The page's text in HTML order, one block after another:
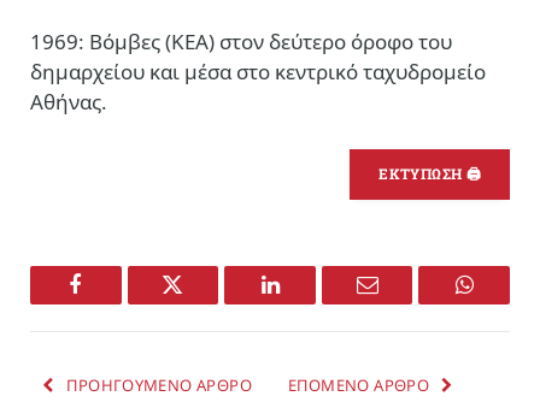
1969: Βόμβες (ΚΕΑ) στον δεύτερο όροφο του
δημαρχείου και μέσα στο κεντρικό ταχυδρομείο
Αθήνας.
ΕΚΤΥΠΩΣΗ 🖨
Facebook Twitter LinkedIn Email
ΠΡΟΗΓΟΥΜΕΝΟ ΑΡΘΡΟ ΕΠΟΜΕΝΟ ΑΡΘΡΟ